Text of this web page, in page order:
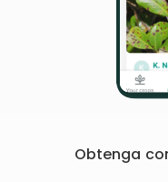
Obtenga